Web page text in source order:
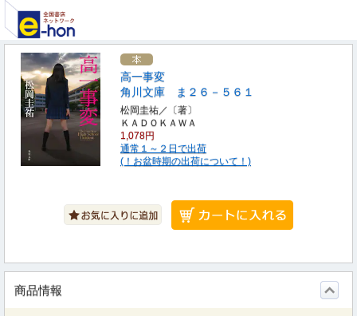
高一事変
角川文庫 ま２６－５６１
松岡圭祐／〔著〕
ＫＡＤＯＫＡＷＡ
1,078円
通常１～２日で出荷
(！お盆時期の出荷について！)
商品情報